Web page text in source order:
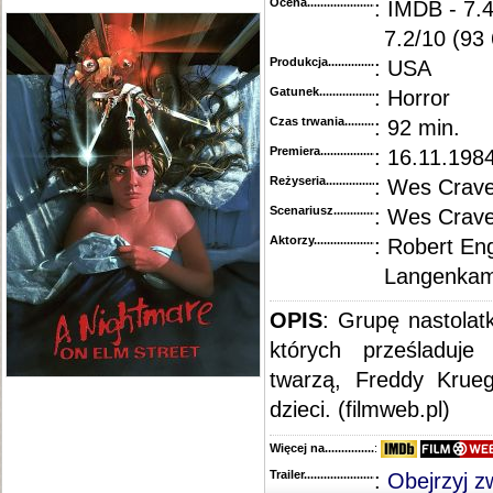
: IMDB -
7.2/10 (93
Produkcja.........................................
: USA
Gatunek...........................................
: Horror
Czas trwania......................................
: 92 min.
Premiera..........................................
:
Reżyseria........................................
: Wes
Scenariusz........................................
: Wes
Aktorzy...........................................
: Robert
OPIS: Grupę
których
twarzą, Freddy
dzieci. (filmweb.pl)
Więcej na........................................
:
Trailer...........................................
: Obejrzyj